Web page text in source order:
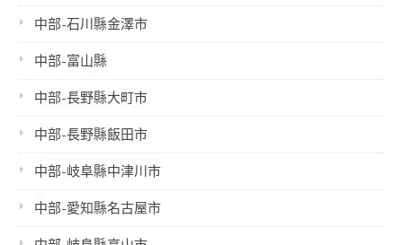
中部-石川縣金澤市
中部-富山縣
中部-長野縣大町市
中部-長野縣飯田市
中部-岐阜縣中津川市
中部-愛知縣名古屋市